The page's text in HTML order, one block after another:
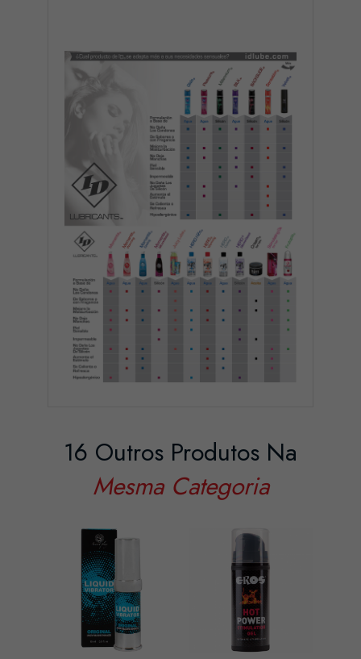
16 Outros Produtos Na
Mesma Categoria